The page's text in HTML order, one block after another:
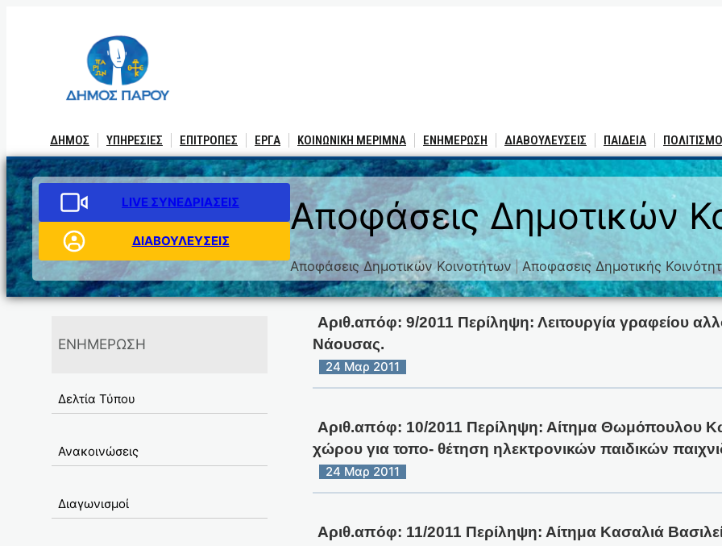
ΔΗΜΟΣ ΥΠΗΡΕΣΙΕΣ ΕΠΙΤΡΟΠΕΣ ΕΡΓΑ ΚΟΙΝΩΝΙΚΗ ΜΕΡΙΜΝΑ ΕΝΗΜΕΡΩΣΗ ΔΙΑΒΟΥΛΕΥΣΕΙΣ ΠΑΙΔΕΙΑ
LIVE ΣΥΝΕΔΡΙΑΣΕΙΣ
ΔΙΑΒΟΥΛΕΥΣΕΙΣ
Αποφάσεις Δημοτικών
Αποφάσεις Δημοτικών Κοινοτήτων Αποφασεις Δημοτικής
ΕΝΗΜΕΡΩΣΗ
Δελτία Τύπου
Ανακοινώσεις
Διαγωνισμοί
Αριθ.απόφ: 9/2011 Περίληψη: Λειτουργία γραφείου
Νάουσας.
24 Μαρ 2011
Αριθ.απόφ: 10/2011 Περίληψη: Αίτημα Θωμόπουλου
χώρου για τοπο- θέτηση ηλεκτρονικών παιδικών
24 Μαρ 2011
Αριθ.απόφ: 11/2011 Περίληψη: Αίτημα Κασαλιά